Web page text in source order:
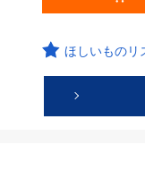
ほしいものリ